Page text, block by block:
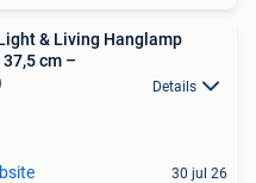
& Living Hanglamp
cm –
Details
30 jul 26